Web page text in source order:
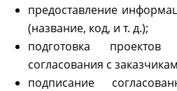
предоставление
(название, код, и т. д.);
подготовка
согласования с
подписание